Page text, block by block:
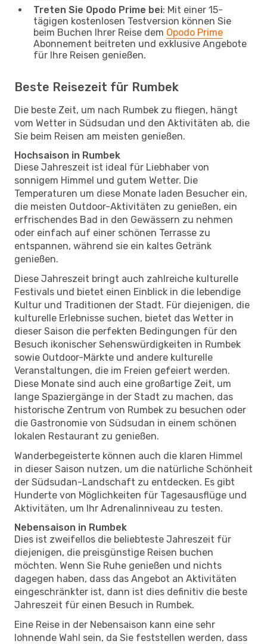
Treten Sie Opodo Prime bei: Mit einer 15-
tägigen kostenlosen Testversion können Sie
beim Buchen Ihrer Reise dem Opodo Prime
Abonnement beitreten und exklusive Angebote
für Ihre Reisen genießen.
Beste Reisezeit für Rumbek
Die beste Zeit, um nach Rumbek zu fliegen, hängt
vom Wetter in Südsudan und den Aktivitäten ab, die
Sie beim Reisen am meisten genießen.
Hochsaison in Rumbek
Diese Jahreszeit ist ideal für Liebhaber von
sonnigem Himmel und gutem Wetter. Die
Temperaturen um diese Monate laden Besucher ein,
die meisten Outdoor-Aktivitäten zu genießen, ein
erfrischendes Bad in den Gewässern zu nehmen
oder einfach auf einer schönen Terrasse zu
entspannen, während sie ein kaltes Getränk
genießen.
Diese Jahreszeit bringt auch zahlreiche kulturelle
Festivals und bietet einen Einblick in die lebendige
Kultur und Traditionen der Stadt. Für diejenigen, die
kulturelle Erlebnisse suchen, bietet das Wetter in
dieser Saison die perfekten Bedingungen für den
Besuch ikonischer Sehenswürdigkeiten in Rumbek
sowie Outdoor-Märkte und andere kulturelle
Veranstaltungen, die im Freien gefeiert werden.
Diese Monate sind auch eine großartige Zeit, um
lange Spaziergänge in der Stadt zu machen, das
historische Zentrum von Rumbek zu besuchen oder
die Gastronomie von Südsudan in einem schönen
lokalen Restaurant zu genießen.
Wanderbegeisterte können auch die klaren Himmel
in dieser Saison nutzen, um die natürliche Schönheit
der Südsudan-Landschaft zu entdecken. Es gibt
Hunderte von Möglichkeiten für Tagesausflüge und
Aktivitäten, um Ihr Adrenalinniveau zu testen.
Nebensaison in Rumbek
Dies ist zweifellos die beliebteste Jahreszeit für
diejenigen, die preisgünstige Reisen buchen
möchten. Wenn Sie Ruhe genießen und nichts
dagegen haben, dass das Angebot an Aktivitäten
eingeschränkter ist, dann ist dies definitiv die beste
Jahreszeit für einen Besuch in Rumbek.
Eine Reise in der Nebensaison kann eine sehr
lohnende Wahl sein, da Sie feststellen werden, dass